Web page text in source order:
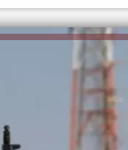
الكاتبة إلهام شرشر تهنئ الرئيس
السيسي بعيد ميلاده وتُشيد بجهوده